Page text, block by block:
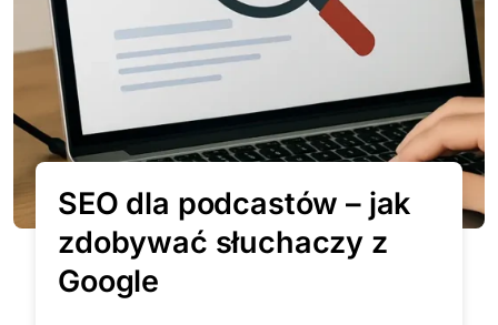
SEO dla podcastów – jak
zdobywać słuchaczy z
Google